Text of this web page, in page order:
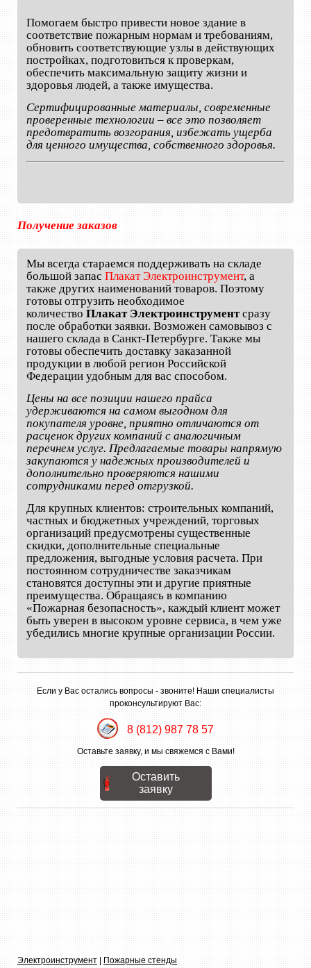
Помогаем быстро привести новое здание в
соответствие пожарным нормам и требованиям,
обновить соответствующие узлы в действующих
постройках, подготовиться к проверкам,
обеспечить максимальную защиту жизни и
здоровья людей, а также имущества.
Сертифицированные материалы, современные
проверенные технологии – все это позволяет
предотвратить возгорания, избежать ущерба
для ценного имущества, собственного здоровья.
Получение заказов
Мы всегда стараемся поддерживать на складе
большой запас Плакат Электроинструмент, а
также других наименований товаров. Поэтому
готовы отгрузить необходимое
количество Плакат Электроинструментсразу
после обработки заявки. Возможен самовывоз с
нашего склада в Санкт-Петербурге. Также мы
готовы обеспечить доставку заказанной
продукции в любой регион Российской
Федерации удобным для вас способом.
Цены на все позиции нашего прайса
удерживаются на самом выгодном для
покупателя уровне, приятно отличаются от
расценок других компаний с аналогичным
перечнем услуг. Предлагаемые товары напрямую
закупаются у надежных производителей и
дополнительно проверяются нашими
сотрудниками перед отгрузкой.
Для крупных клиентов: строительных компаний,
частных и бюджетных учреждений, торговых
организаций предусмотрены существенные
скидки, дополнительные специальные
предложения, выгодные условия расчета. При
постоянном сотрудничестве заказчикам
становятся доступны эти и другие приятные
преимущества. Обращаясь в компанию
«Пожарная безопасность», каждый клиент может
быть уверен в высоком уровне сервиса, в чем уже
убедились многие крупные организации России.
Если у Вас остались вопросы - звоните! Наши специалисты
проконсультируют Вас:
8 (812) 987 78 57
Оставьте заявку, и мы свяжемся с Вами!
Оставить
заявку
Электроинструмент | Пожарные стенды